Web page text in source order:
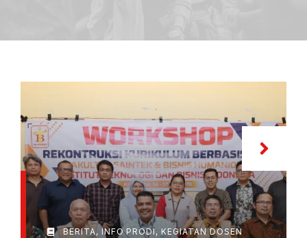
BERITA, INFO PRODI , KEGIATAN DOSEN